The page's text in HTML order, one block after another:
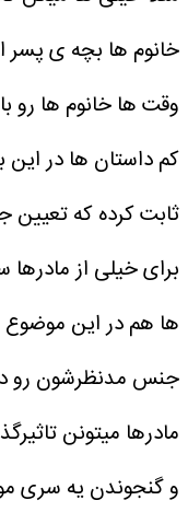
خانوم ها بچه ی پسر
وقت ها خانوم ها
کم داستان ها در این
ثابت کرده که تعیین
برای خیلی از
ها هم در این موضوع
جنس مدنظرشون رو
مادرها میتونن
و گنجوندن یه سری